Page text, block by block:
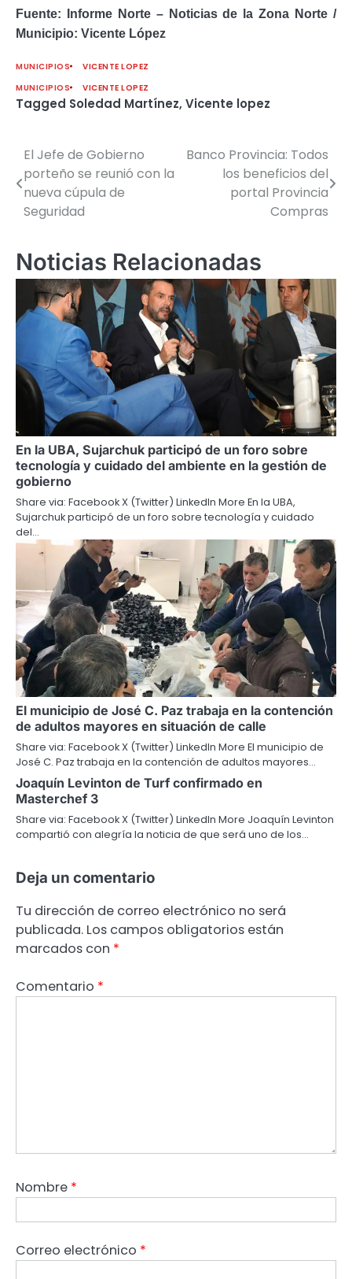
Fuente: Informe Norte – Noticias de la Zona Norte /
Municipio: Vicente López
MUNICIPIOS
VICENTE LOPEZ
MUNICIPIOS
VICENTE LOPEZ
Tagged Soledad Martínez, Vicente lopez
Navegación
de
entradas
El Jefe de Gobierno
porteño se reunió con la
nueva cúpula de
Seguridad
Banco Provincia: Todos
los beneficios del
portal Provincia
Compras
Noticias Relacionadas
En la UBA, Sujarchuk participó de un foro sobre
tecnología y cuidado del ambiente en la gestión de
gobierno
Share via: Facebook X (Twitter) LinkedIn More En la UBA,
Sujarchuk participó de un foro sobre tecnología y cuidado
del…
El municipio de José C. Paz trabaja en la contención
de adultos mayores en situación de calle
Share via: Facebook X (Twitter) LinkedIn More El municipio de
José C. Paz trabaja en la contención de adultos mayores…
Joaquín Levinton de Turf confirmado en
Masterchef 3
Share via: Facebook X (Twitter) LinkedIn More Joaquín Levinton
compartió con alegría la noticia de que será uno de los…
Deja un comentario
Tu dirección de correo electrónico no será
publicada. Los campos obligatorios están
marcados con *
Comentario *
Nombre *
Correo electrónico *